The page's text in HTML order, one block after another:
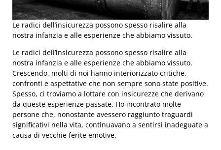
Le radici dell’insicurezza possono spesso risalire alla
nostra infanzia e alle esperienze che abbiamo vissuto.
Le radici dell’insicurezza possono spesso risalire alla
nostra infanzia e alle esperienze che abbiamo vissuto.
Crescendo, molti di noi hanno interiorizzato critiche,
confronti e aspettative che non sempre sono state positive.
Spesso, ci troviamo a lottare con insicurezze che derivano
da queste esperienze passate. Ho incontrato molte
persone che, nonostante avessero raggiunto traguardi
significativi nella vita, continuavano a sentirsi inadeguate a
causa di vecchie ferite emotive.